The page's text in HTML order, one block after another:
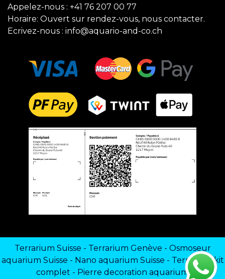
Appelez-nous : +41 76 207 00 77
Horaire: Ouvert sur rendez-vous, nous contacter.
Ecrivez-nous : info@aquario-and-co.ch
Terrarium Suisse - Terrarium Genève - Osmoseur
aquarium Suisse - Nano aquarium Suisse - Terrarium kit
complet - Pierre decoration aquarium